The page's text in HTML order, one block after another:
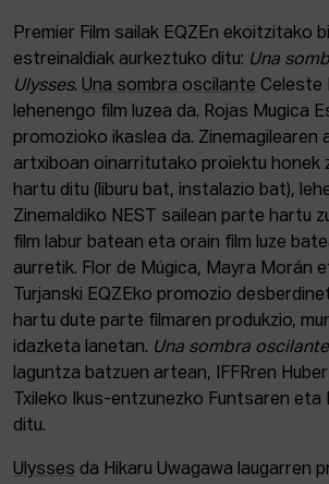
Premier Film sailak EQZEn ekoitzitako
estreinaldiak aurkeztuko ditu: Una
Ulysses. Una sombra oscilante Celeste
lehenengo film luzea da. Rojas Mugica
promozioko ikaslea da. Zinemagilearen
artxiboan oinarritutako proiektu honek
hartu ditu (liburu bat, instalazio bat),
Zinemaldiko NEST sailean parte hartu
film labur batean eta orain film luze
aurretik. Flor de Múgica, Mayra Morán
Turjanski EQZEko promozio
hartu dute parte filmaren produkzio,
idazketa lanetan. Una sombra oscilante
laguntza batzuen artean, IFFRren
Txileko Ikus-entzunezko Funtsaren eta
ditu.
Ulysses da Hikaru Uwagawa laugarren